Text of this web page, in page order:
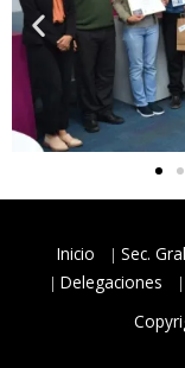
Inicio Sec.
Delegaciones